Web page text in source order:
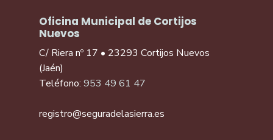
Oficina Municipal de Cortijos
Nuevos
C/ Riera nº 17 • 23293 Cortijos Nuevos
(Jaén)
Teléfono: 953 49 61 47
registro@seguradelasierra.es